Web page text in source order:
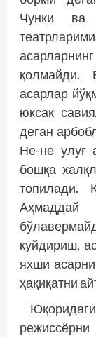
Чунки ва
қолмайди.
асарлар
юксак
деган
Не-не улуғ
бошқа
топилади.
куйдириш,
яхши
ҳақиқатни